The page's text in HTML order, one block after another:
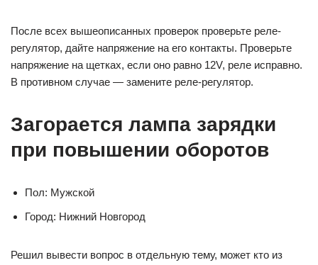
После всех вышеописанных проверок проверьте реле-
регулятор, дайте напряжение на его контакты. Проверьте
напряжение на щетках, если оно равно 12V, реле исправно.
В противном случае — замените реле-регулятор.
Загорается лампа зарядки
при повышении оборотов
Пол: Мужской
Город: Нижний Новгород
Решил вывести вопрос в отдельную тему, может кто из